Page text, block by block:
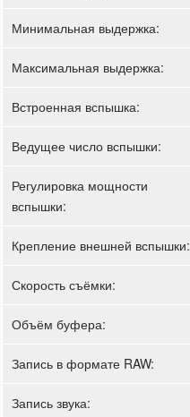
Минимальная выдержка:
Максимальная выдержка:
Встроенная вспышка:
Ведущее число вспышки:
Регулировка мощности
вспышки:
Крепление внешней вспышки:
Скорость съёмки:
Объём буфера:
Запись в формате RAW:
Запись звука: